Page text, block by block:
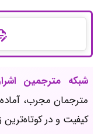
شبکه مترجمین
مترجمان مجرب،
کیفیت و در